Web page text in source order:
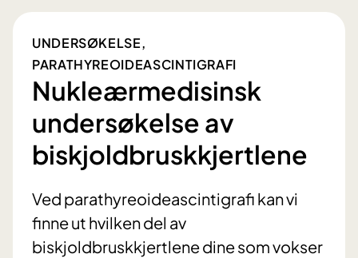
UNDERSØKELSE,
PARATHYREOIDEASCINTIGRAFI
Nukleærmedisinsk
undersøkelse av
biskjoldbruskkjertlene
Ved parathyreoideascintigrafi kan vi
finne ut hvilken del av
biskjoldbruskkjertlene dine som vokser